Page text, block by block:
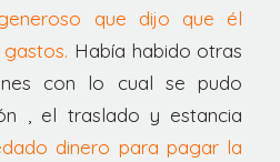
que dijo que él
Había habido otras
con lo cual se pudo
, el traslado y estancia
dinero para pagar la